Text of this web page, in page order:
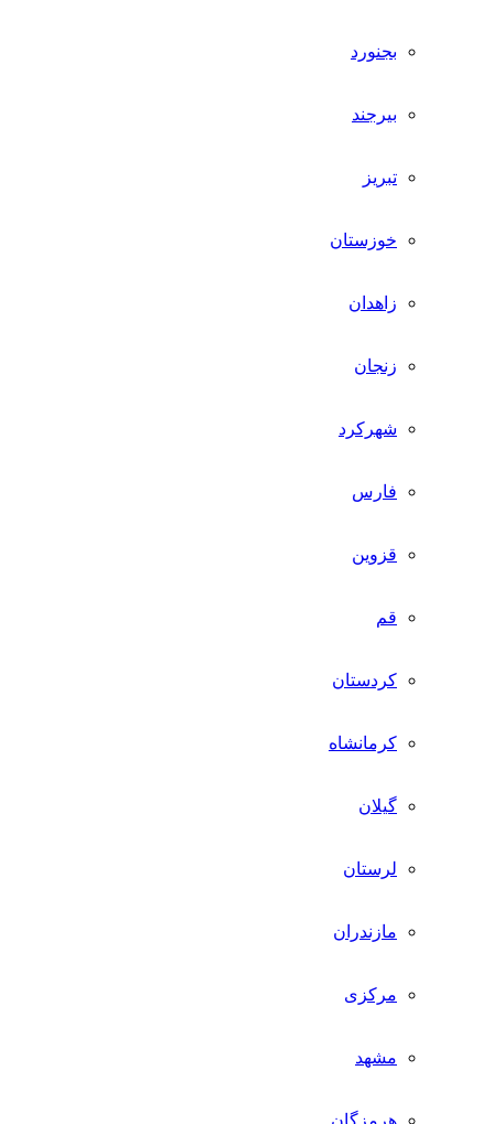
بجنورد
بیرجند
تبریز
خوزستان
زاهدان
زنجان
شهرکرد
فارس
قزوین
قم
کردستان
کرمانشاه
گیلان
لرستان
مازندران
مرکزی
مشهد
هرمزگان